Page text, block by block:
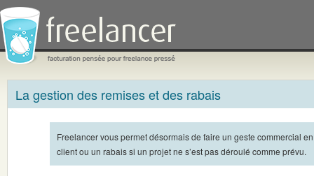
La gestion des remises et des rabais
Freelancer vous permet désormais de faire un geste commercial
client ou un rabais si un projet ne s’est pas déroulé comme prévu.
du
président
République
Française,
Sarkozy